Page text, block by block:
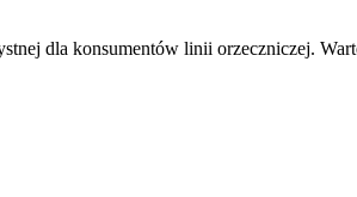
dla konsumentów linii orzeczniczej.